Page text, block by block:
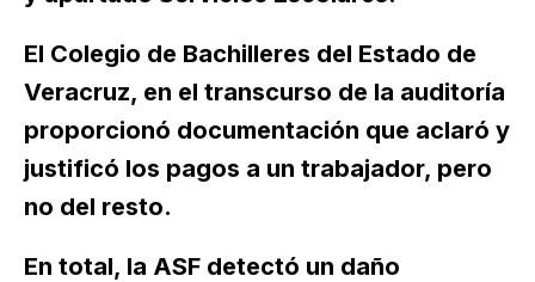
El Colegio de Bachilleres del Estado de
Veracruz, en el transcurso de la auditoría
proporcionó documentación que aclaró y
justificó los pagos a un trabajador, pero
no del resto.
En total, la ASF detectó un daño